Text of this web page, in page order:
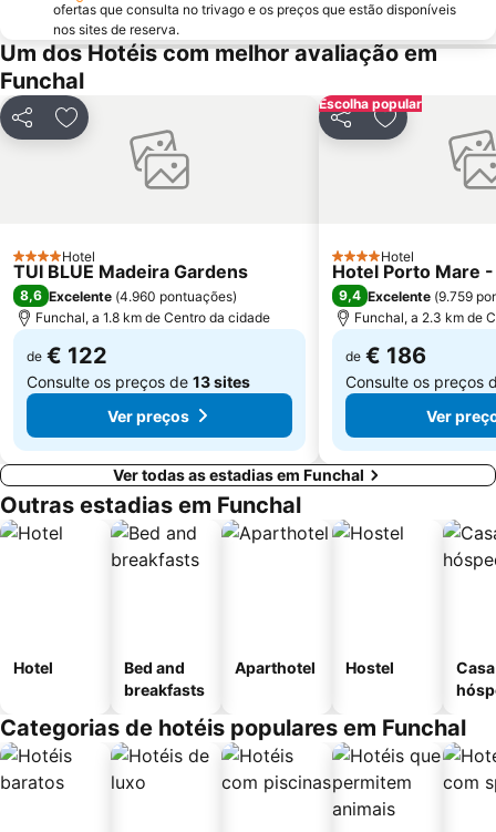
São Lourenço
Miradouro do Cabo Girão
Madalena do Mar
Madeira Story Centre
Igreja de Nossa Senhora da Luz
Jardim Botânico da Madeira
Vila Beach
Sociedade Turística Palheiro Golfe
ofertas que consulta no trivago e os preços que estão disponíveis
nos sites de reserva.
Um dos Hotéis com melhor avaliação em
Funchal
PartilharAdicionar aos favoritos
4 Estrelas
Hotel
TUI BLUE Madeira Gardens
8,6 Excelente (4.960 pontuações)
Funchal, a 1.8 km de Centro da cidade
de € 122
Consulte os preços de 13 sites
Ver preços
Escolha popular
PartilharAdicionar
4 Estrelas
Hotel
Hotel Porto Mare
9,4 Excelente (9.759
Funchal, a 2.3 km de
de € 186
Consulte os preços
Ver
Ver todas as estadias em Funchal
Outras estadias em Funchal
Hotel
Bed and
breakfasts
Aparthotel Hostel
Categorias de hotéis populares em Funchal